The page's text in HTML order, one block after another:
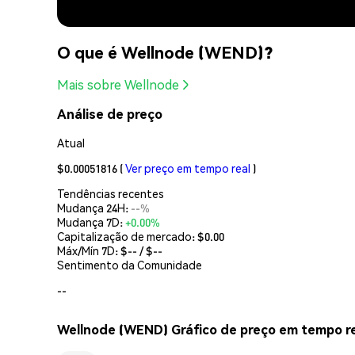
O que é Wellnode (WEND)?
Mais sobre Wellnode
Análise de preço
Atual
$0.00051816 (Ver preço em tempo real )
Tendências recentes
Mudança 24H: --%
Mudança 7D:+0.00%
Capitalização de mercado:$0.00
Máx/Mín 7D: $-- / $--
Sentimento da Comunidade
--
Wellnode (WEND) Gráfico de preço em tempo